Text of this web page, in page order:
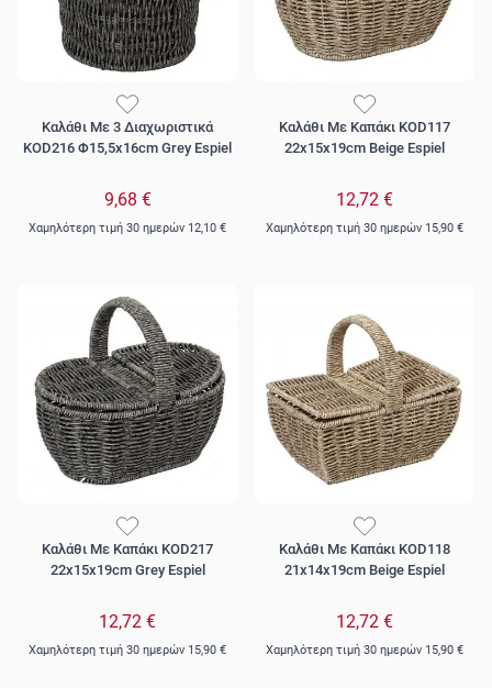
Καλάθι Με 3 Διαχωριστικά
KOD216 Φ15,5x16cm Grey Espiel
9,68 €
Χαμηλότερη τιμή 30 ημερών 12,10 €
Καλάθι Με Καπάκι KOD117
22x15x19cm Beige Espiel
12,72 €
Χαμηλότερη τιμή 30 ημερών 15,90 €
Καλάθι Με Καπάκι KOD217
22x15x19cm Grey Espiel
12,72 €
Χαμηλότερη τιμή 30 ημερών 15,90 €
Καλάθι Με Καπάκι KOD118
21x14x19cm Beige Espiel
12,72 €
Χαμηλότερη τιμή 30 ημερών 15,90 €